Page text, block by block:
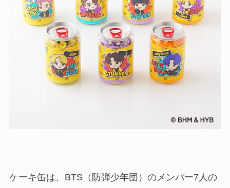
ケーキ缶は、BTS（防弾少年団）のメンバー7人の